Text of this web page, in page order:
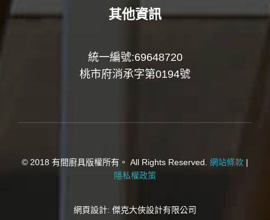
其他資訊
統一編號:69648720
桃市府消承字第0194號
© 2018 有間廚具版權所有。 All Rights Reserved. 網站條款 |
隱私權政策
網頁設計: 傑克大俠設計有限公司